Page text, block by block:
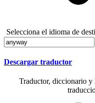
Selecciona el idioma de
Descargar traductor
Traductor, diccionario y